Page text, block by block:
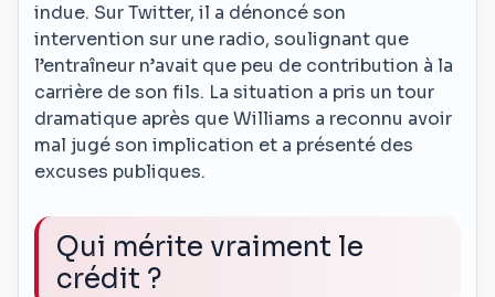
indue. Sur Twitter, il a dénoncé son
intervention sur une radio, soulignant que
l’entraîneur n’avait que peu de contribution à la
carrière de son fils. La situation a pris un tour
dramatique après que Williams a reconnu avoir
mal jugé son implication et a présenté des
excuses publiques.
Qui mérite vraiment le
crédit ?